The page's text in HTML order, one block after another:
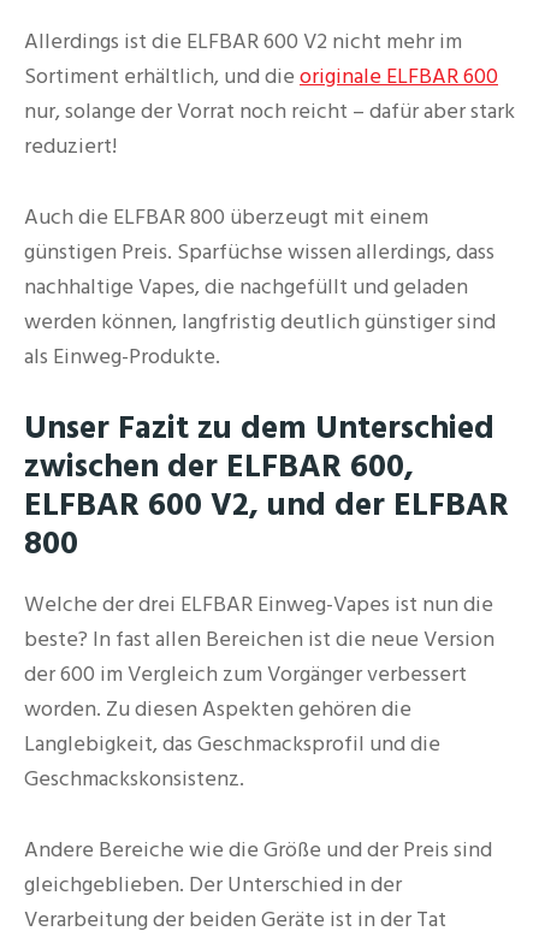
Allerdings ist die ELFBAR 600 V2 nicht mehr im
Sortiment erhältlich, und die originale ELFBAR 600
nur, solange der Vorrat noch reicht – dafür aber stark
reduziert!
Auch die ELFBAR 800 überzeugt mit einem
günstigen Preis. Sparfüchse wissen allerdings, dass
nachhaltige Vapes, die nachgefüllt und geladen
werden können, langfristig deutlich günstiger sind
als Einweg-Produkte.
Unser Fazit zu dem Unterschied
zwischen der ELFBAR 600,
ELFBAR 600 V2, und der ELFBAR
800
Welche der drei ELFBAR Einweg-Vapes ist nun die
beste? In fast allen Bereichen ist die neue Version
der 600 im Vergleich zum Vorgänger verbessert
worden. Zu diesen Aspekten gehören die
Langlebigkeit, das Geschmacksprofil und die
Geschmackskonsistenz.
Andere Bereiche wie die Größe und der Preis sind
gleichgeblieben. Der Unterschied in der
Verarbeitung der beiden Geräte ist in der Tat